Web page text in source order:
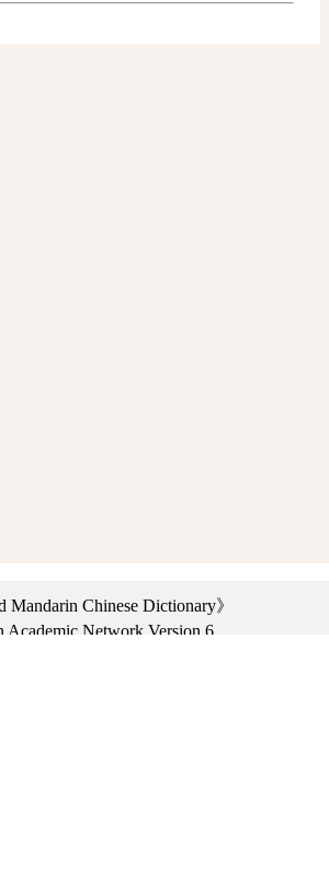
Mandarin Chinese Dictionary》
Academic Network Version 6